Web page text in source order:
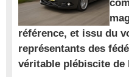
référence, et issu du
représentants des
véritable plébiscite de